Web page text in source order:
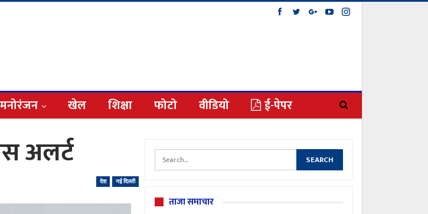
मनोरंजन खेल शिक्षा फोटो वीडियो ई-पेपर
अलर्ट
देश नई दिल्ली
ताजा समाचार